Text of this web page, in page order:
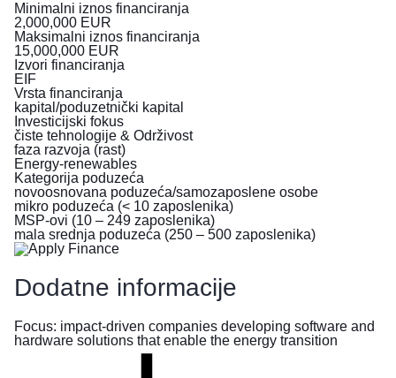
od
rata
u
Kako
pomoći
Minimalni iznos financiranja
2,000,000 EUR
Maksimalni iznos financiranja
15,000,000 EUR
Izvori financiranja
EIF
Vrsta financiranja
kapital/poduzetnički kapital
Investicijski fokus
čiste tehnologije & Održivost
faza razvoja (rast)
Energy-renewables
Kategorija poduzeća
novoosnovana poduzeća/samozaposlene osobe
mikro poduzeća (< 10 zaposlenika)
MSP-ovi (10 – 249 zaposlenika)
mala srednja poduzeća (250 – 500 zaposlenika)
Dodatne informacije
Focus: impact-driven companies developing software and
hardware solutions that enable the energy transition